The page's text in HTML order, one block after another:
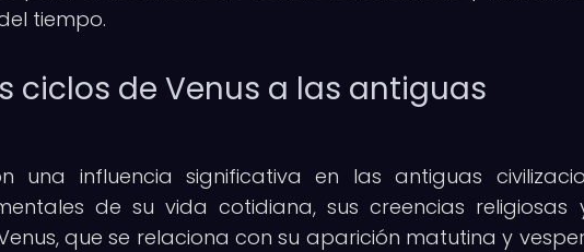
tiempo.
ciclos de Venus a las antiguas
una influencia significativa en las antiguas
de su vida cotidiana, sus creencias religiosas
que se relaciona con su aparición matutina y